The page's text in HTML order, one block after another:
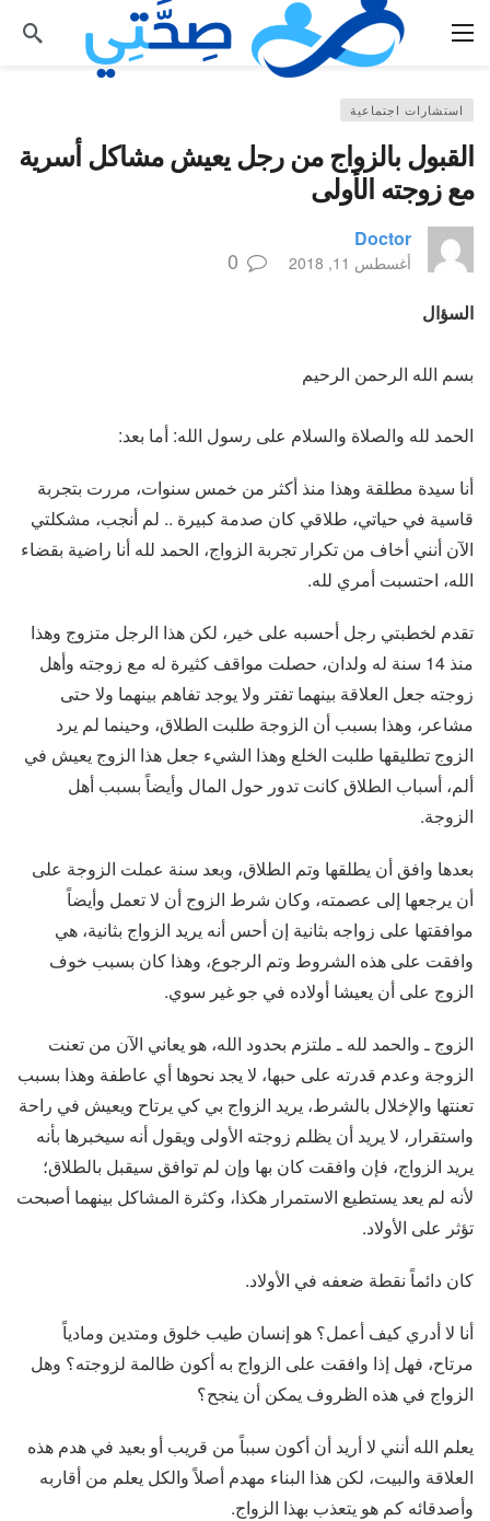
استشارات اجتماعية
القبول بالزواج من رجل يعيش مشاكل أسرية
مع زوجته الأولى
Doctor
أغسطس 11, 2018 0
السؤال
بسم الله الرحمن الرحيم
الحمد لله والصلاة والسلام على رسول الله: أما بعد:
أنا سيدة مطلقة وهذا منذ أكثر من خمس سنوات، مررت بتجربة
قاسية في حياتي، طلاقي كان صدمة كبيرة .. لم أنجب، مشكلتي
الآن أنني أخاف من تكرار تجربة الزواج، الحمد لله أنا راضية بقضاء
الله، احتسبت أمري لله.
تقدم لخطبتي رجل أحسبه على خير، لكن هذا الرجل متزوج وهذا
منذ 14 سنة له ولدان، حصلت مواقف كثيرة له مع زوجته وأهل
زوجته جعل العلاقة بينهما تفتر ولا يوجد تفاهم بينهما ولا حتى
مشاعر، وهذا بسبب أن الزوجة طلبت الطلاق، وحينما لم يرد
الزوج تطليقها طلبت الخلع وهذا الشيء جعل هذا الزوج يعيش في
ألم، أسباب الطلاق كانت تدور حول المال وأيضاً بسبب أهل
الزوجة.
بعدها وافق أن يطلقها وتم الطلاق، وبعد سنة عملت الزوجة على
أن يرجعها إلى عصمته، وكان شرط الزوج أن لا تعمل وأيضاً
موافقتها على زواجه بثانية إن أحس أنه يريد الزواج بثانية، هي
وافقت على هذه الشروط وتم الرجوع، وهذا كان بسبب خوف
الزوج على أن يعيشا أولاده في جو غير سوي.
الزوج ـ والحمد لله ـ ملتزم بحدود الله، هو يعاني الآن من تعنت
الزوجة وعدم قدرته على حبها، لا يجد نحوها أي عاطفة وهذا بسبب
تعنتها والإخلال بالشرط، يريد الزواج بي كي يرتاح ويعيش في راحة
واستقرار، لا يريد أن يظلم زوجته الأولى ويقول أنه سيخبرها بأنه
يريد الزواج، فإن وافقت كان بها وإن لم توافق سيقبل بالطلاق؛
لأنه لم يعد يستطيع الاستمرار هكذا، وكثرة المشاكل بينهما أصبحت
تؤثر على الأولاد.
كان دائماً نقطة ضعفه في الأولاد.
أنا لا أدري كيف أعمل؟ هو إنسان طيب خلوق ومتدين ومادياً
مرتاح، فهل إذا وافقت على الزواج به أكون ظالمة لزوجته؟ وهل
الزواج في هذه الظروف يمكن أن ينجح؟
يعلم الله أنني لا أريد أن أكون سبباً من قريب أو بعيد في هدم هذه
العلاقة والبيت، لكن هذا البناء مهدم أصلاً والكل يعلم من أقاربه
وأصدقائه كم هو يتعذب بهذا الزواج.